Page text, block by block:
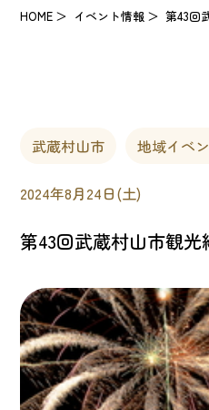
HOME イベント情報 第43回
武蔵村山市 地域イベ
2024年8月24日(土)
第43回武蔵村山市観